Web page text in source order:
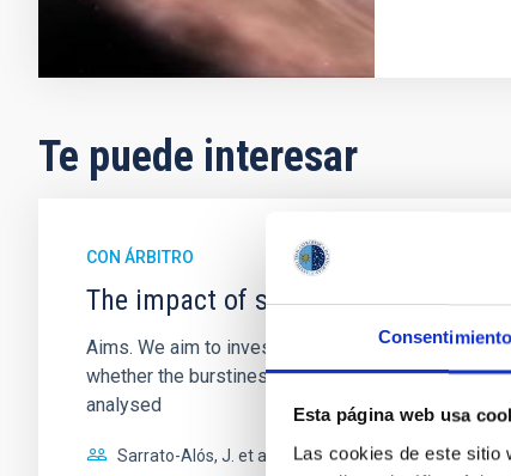
Consentimiento
Esta página web usa
Las cookies de este sitio
Te puede interesar
CON ÁRBITRO
The impact of star formation
Aims. We aim to investigate the connection
whether the burstiness and temporal distribution
analysed
Sarrato-Alós, J. et al.